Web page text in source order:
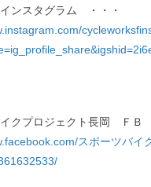
ンスタグラム ・・・
イクプロジェクト長岡 Ｆ
スポーツバイ